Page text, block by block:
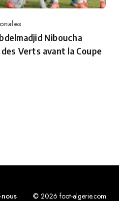
Niboucha
Verts avant la Coupe
© 2026 foot-algerie.com